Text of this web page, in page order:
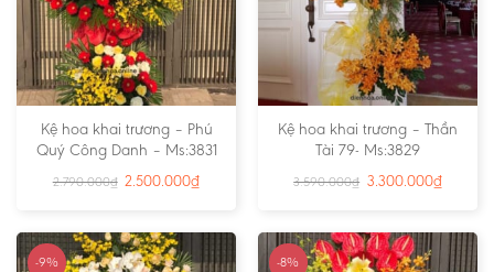
Kệ hoa khai trương – Phú
Quý Công Danh – Ms:3831
2.790.000₫ 2.500.000₫
Kệ hoa khai trương – Thần
Tài 79- Ms:3829
3.590.000₫ 3.300.000₫
-9% -8%